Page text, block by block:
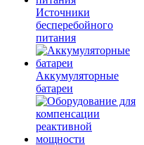
Источники
бесперебойного
питания
Аккумуляторные
батареи